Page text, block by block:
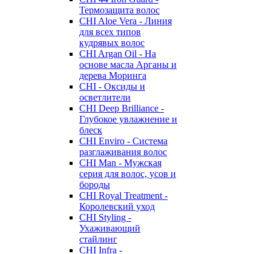
Термозащита волос
CHI Aloe Vera - Линия
для всех типов
кудрявых волос
CHI Argan Oil - На
основе масла Арганы и
дерева Моринга
CHI - Оксиды и
осветлители
CHI Deep Brilliance -
Глубокое увлажнение и
блеск
CHI Enviro - Система
разглаживания волос
CHI Man - Мужская
серия для волос, усов и
бороды
CHI Royal Treatment -
Королевский уход
CHI Styling -
Ухаживающий
стайлинг
CHI Infra -